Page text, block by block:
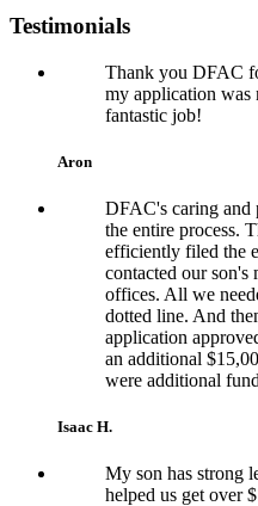
Testimonials
Thank you DFAC
my application was
fantastic job!
Aron
DFAC's caring and
the entire process.
efficiently filed the
contacted our son's
offices. All we
dotted line. And
application
an additional
were additional
Isaac H.
My son has strong
helped us get over